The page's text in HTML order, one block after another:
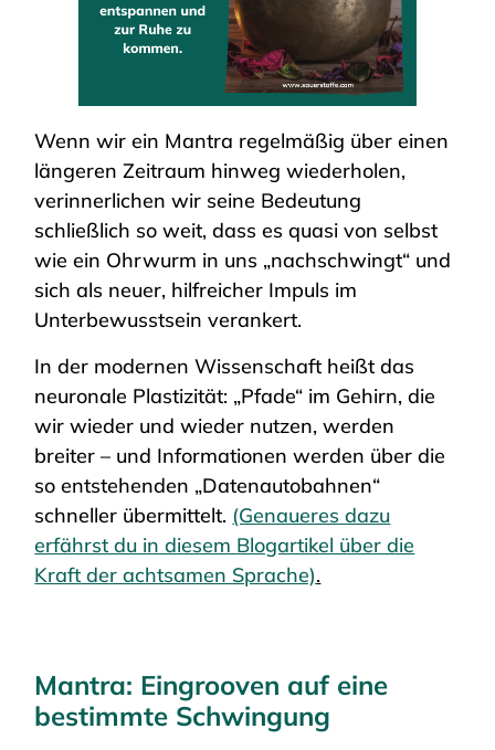
Wenn wir ein Mantra regelmäßig über einen
längeren Zeitraum hinweg wiederholen,
verinnerlichen wir seine Bedeutung
schließlich so weit, dass es quasi von selbst
wie ein Ohrwurm in uns „nachschwingt“ und
sich als neuer, hilfreicher Impuls im
Unterbewusstsein verankert.
In der modernen Wissenschaft heißt das
neuronale Plastizität: „Pfade“ im Gehirn, die
wir wieder und wieder nutzen, werden
breiter – und Informationen werden über die
so entstehenden „Datenautobahnen“
schneller übermittelt. (Genaueres dazu
erfährst du in diesem Blogartikel über die
Kraft der achtsamen Sprache).
Mantra: Eingrooven auf eine
bestimmte Schwingung